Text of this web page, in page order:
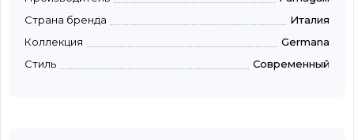
Страна бренда
Италия
Коллекция
Germana
Стиль
Современный